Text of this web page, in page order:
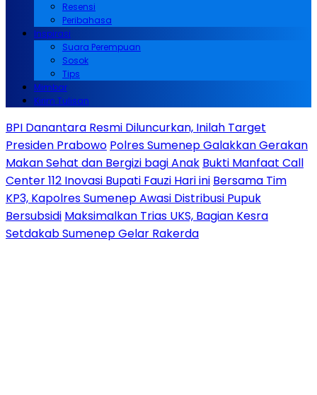
Resensi
Peribahasa
Inspirasi
Suara Perempuan
Sosok
Tips
Mimbar
Kirim Tulisan
BPI Danantara Resmi Diluncurkan, Inilah Target
Presiden Prabowo Polres Sumenep Galakkan Gerakan
Makan Sehat dan Bergizi bagi Anak Bukti Manfaat Call
Center 112 Inovasi Bupati Fauzi Hari ini Bersama Tim
KP3, Kapolres Sumenep Awasi Distribusi Pupuk
Bersubsidi Maksimalkan Trias UKS, Bagian Kesra
Setdakab Sumenep Gelar Rakerda